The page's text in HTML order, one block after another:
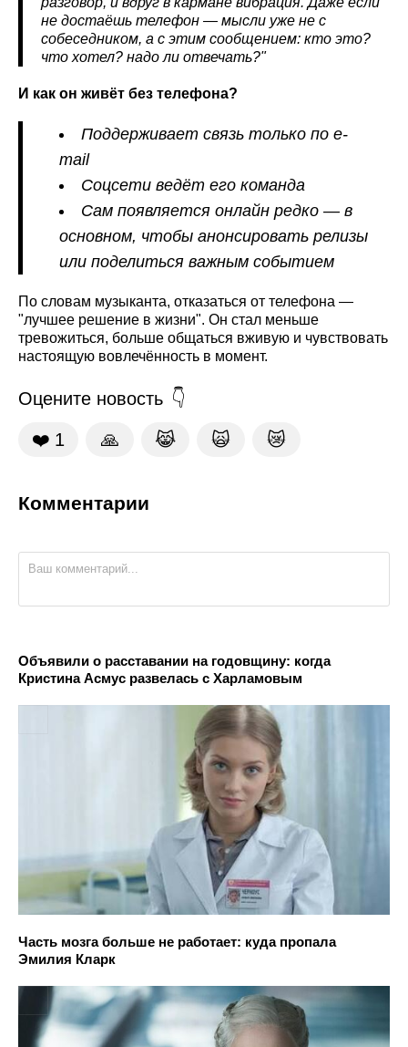
не достаёшь телефон — мысли уже не с
собеседником, а с этим сообщением: кто это?
что хотел? надо ли отвечать?"
И как он живёт без телефона?
Поддерживает связь только по e-
mail
Соцсети ведёт его команда
Сам появляется онлайн редко — в
основном, чтобы анонсировать релизы
или поделиться важным событием
По словам музыканта, отказаться от телефона —
"лучшее решение в жизни". Он стал меньше
тревожиться, больше общаться вживую и чувствовать
настоящую вовлечённость в момент.
Оцените новость
❤️ 1 🙏 😹 🙀 😿
Комментарии
Объявили о расставании на годовщину: когда
Кристина Асмус развелась с Харламовым
Часть мозга больше не работает: куда пропала
Эмилия Кларк